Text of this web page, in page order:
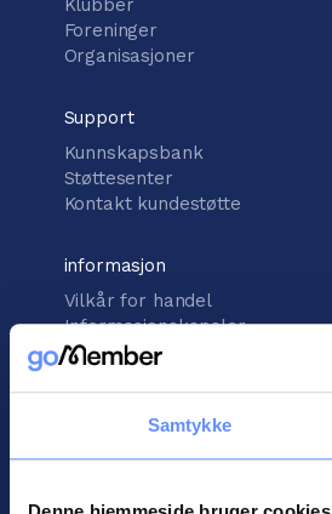
Samtykke
Klubber
Foreninger
Organisasjoner
Support
Kunnskapsbank
Støttesenter
Kontakt kundestøtte
informasjon
Vilkår for handel
Informasjonskapsler
Personopplysningspolitikk
! © 2026Gomember